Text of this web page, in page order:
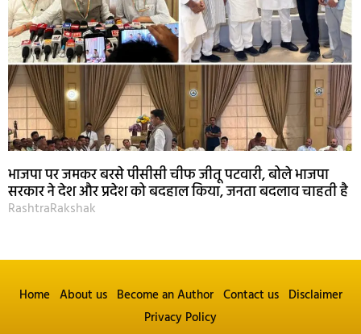
भाजपा पर जमकर बरसे पीसीसी चीफ जीतू पटवारी, बोले भाजपा
सरकार ने देश और प्रदेश को बदहाल किया, जनता बदलाव चाहती है
RashtraRakshak
Home About us Become an Author Contact us Disclaimer
Privacy Policy